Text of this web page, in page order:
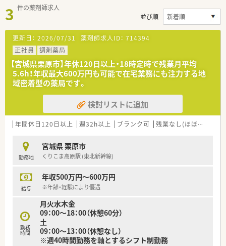
3 件の薬剤師求人
並び順
更新日： 2026/07/31 薬剤師求人ID： 714394
正社員
調剤薬局
【宮城県栗原市】年休120日以上・18時定時で残業月平均
5.6h！年収最大600万円も可能で在宅業務にも注力する地
域密着型の薬局です。
検討リストに追加
年間休日120日以上 週32h以上 ブランク可 残業なし(ほぼなし含む)
勤務地
宮城県 栗原市
くりこま高原駅 (東北新幹線)
給与
年収500万円～600万円
※年齢・経験により優遇
勤務
時間
月火水木金
09：00～18：00（休憩60分）
土
09：00～13：00（休憩なし）
※週40時間勤務を軸とするシフト制勤務